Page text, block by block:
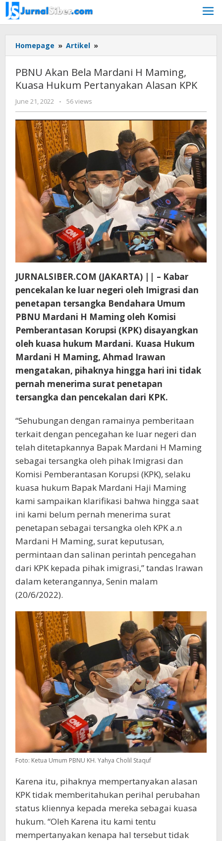
Skip
to
content
Homepage » Artikel »
Akan
Mardani
H
Hukum
Pertanyakan
Alasan
KPK
PBNU Akan Bela Mardani H Maming,
Kuasa Hukum Pertanyakan Alasan KPK
June 21, 2022
by
Jurnalsiber
- 56 views
JURNALSIBER.COM (JAKARTA) || – Kabar
pencekalan ke luar negeri oleh Imigrasi dan
penetapan tersangka Bendahara Umum
PBNU Mardani H Maming oleh Komisi
Pemberantasan Korupsi (KPK) disayangkan
oleh kuasa hukum Mardani. Kuasa Hukum
Mardani H Maming, Ahmad Irawan
mengatakan, pihaknya hingga hari ini tidak
pernah menerima surat penetapan
tersangka dan pencekalan dari KPK.
“Sehubungan dengan ramainya pemberitaan
terkait dengan pencegahan ke luar negeri dan
telah ditetapkannya Bapak Mardani H Maming
sebagai tersangka oleh pihak Imigrasi dan
Komisi Pemberantasan Korupsi (KPK), selaku
kuasa hukum Bapak Mardani Haji Maming
kami sampaikan klarifikasi bahwa hingga saat
ini kami belum pernah menerima surat
penetapan sebagai tersangka oleh KPK a.n
Mardani H Maming, surat keputusan,
permintaan dan salinan perintah pencegahan
dari KPK kepada pihak imigrasi,” tandas Irawan
dalam keterangannya, Senin malam
(20/6/2022).
Foto: Ketua Umum PBNU KH. Yahya Cholil Staquf
Karena itu, pihaknya mempertanyakan alasan
KPK tidak memberitahukan perihal perubahan
status kliennya kepada mereka sebagai kuasa
hukum. “Oleh Karena itu kami tentu
mempertanyakan kenapa hal tersebut tidak